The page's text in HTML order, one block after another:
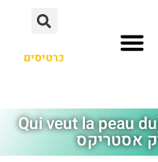
כרטיסים
מופע: ריקוד הכריסמס – (Qui veut la peau du